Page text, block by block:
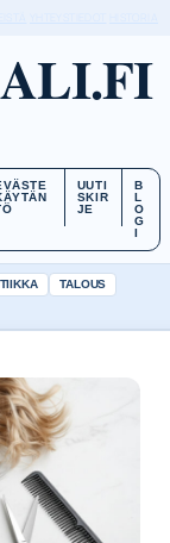
UUTI
SKIR
JE
B
L
O
G
I
TALOUS